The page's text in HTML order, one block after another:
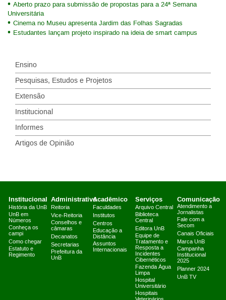
Aberto prazo para submissão de propostas para a 24ª Semana
Universitária
Cinema no Museu apresenta Jardim das Folhas Sagradas
Estudantes lançam projeto inspirado na ideia de smart campus
Ensino
Pesquisas, Estudos e Projetos
Extensão
Institucional
Informes
Artigos de Opinião
Institucional
História da UnB
UnB em
Números
Conheça os
campi
Como chegar
Estatuto e
Regimento
Administrativo
Reitoria
Vice-Reitoria
Conselhos e
câmaras
Decanatos
Secretarias
Prefeitura da
UnB
Acadêmico
Faculdades
Institutos
Centros
Educação a
Distância
Assuntos
Internacionais
Serviços
Arquivo Central
Biblioteca
Central
Editora UnB
Equipe de
Tratamento e
Resposta a
Incidentes
Cibernéticos
Fazenda Água
Limpa
Hospital
Universitário
Hospitais
Comunicação
Atendimento a
Jornalistas
Fale com a
Secom
Canais Oficiais
Marca UnB
Campanha
Institucional
2025
Planner 2024
UnB TV